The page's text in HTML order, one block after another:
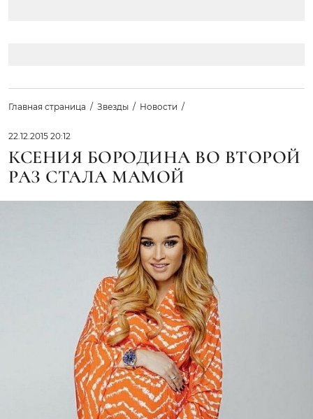
Главная страница Звезды Новости
22.12.2015 20:12
КСЕНИЯ БОРОДИНА ВО ВТОРОЙ
РАЗ СТАЛА МАМОЙ